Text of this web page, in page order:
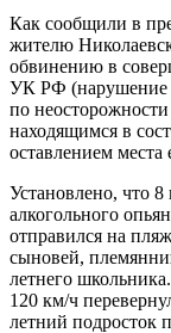
Как сообщили в
жителю
обвинению в
УК РФ (нарушение
по
находящимся в
оставлением места
Установлено, что
алкогольного
отправился на
сыновей,
летнего
120 км/ч
летний подросток